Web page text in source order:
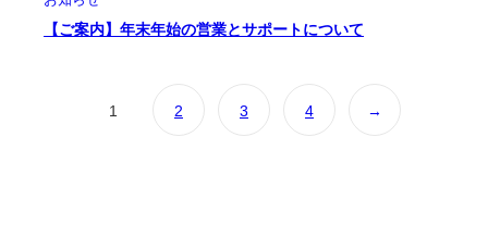
【ご案内】年末年始の営業とサポートについて
1 2 3 4 →